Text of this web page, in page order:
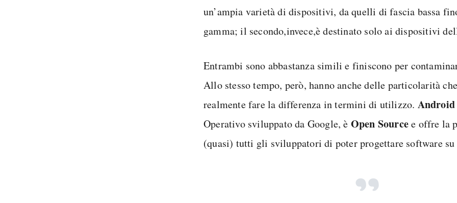
un’ampia varietà di dispositivi, da quelli di fascia bassa
gamma; il secondo,invece,è destinato solo ai dispositivi
Entrambi sono abbastanza simili e finiscono per
Allo stesso tempo, però, hanno anche delle particolarità
realmente fare la differenza in termini di utilizzo. Android
Operativo sviluppato da Google, è Open Sourcee offre la
(quasi) tutti gli sviluppatori di poter progettare software su